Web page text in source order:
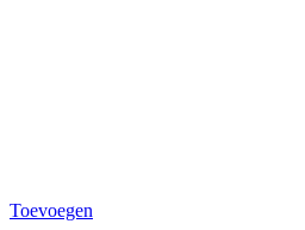
Toevoegen